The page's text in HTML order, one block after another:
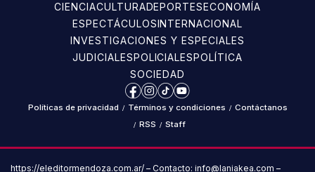
CIENCIACULTURADEPORTESECONOMÍA
ESPECTÁCULOSINTERNACIONAL
INVESTIGACIONES Y ESPECIALES
JUDICIALESPOLICIALESPOLÍTICA
SOCIEDAD
Facebook
Instagram
TikTokYouTube
Políticas de privacidad / Términos y condiciones / Contáctanos
/ RSS / Staff
https://eleditormendoza.com.ar/ – Contacto: info@laniakea.com –